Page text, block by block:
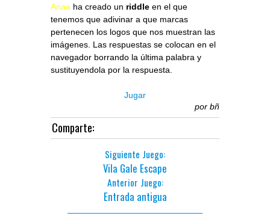
Anaa ha creado un riddle en el que
tenemos que adivinar a que marcas
pertenecen los logos que nos muestran las
imágenes. Las respuestas se colocan en el
navegador borrando la última palabra y
sustituyendola por la respuesta.
Jugar
por bñ
Comparte:
Siguiente Juego:
Vila Gale Escape
Anterior Juego:
Entrada antigua